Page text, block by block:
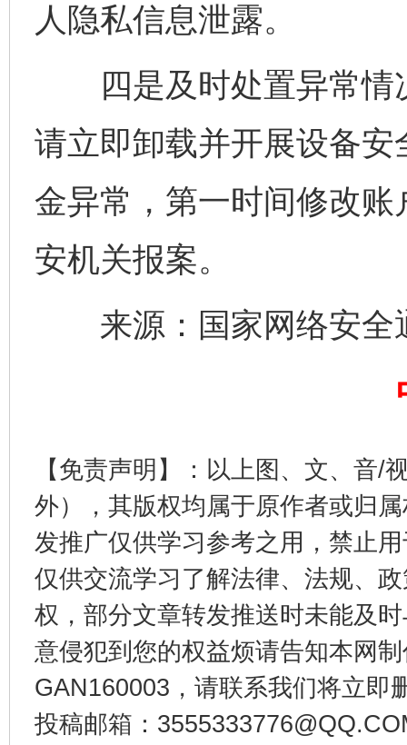
人隐私信息泄露。
四是及时处置异常情
请立即卸载并开展设备
金异常，第一时间修改
安机关报案。
来源：国家网络安全
【免责声明】：以上图、文、音/
外），其版权均属于原作者或归
发推广仅供学习参考之用，禁止
仅供交流学习了解法律、法规、
权，部分文章转发推送时未能及
意侵犯到您的权益烦请告知本网
GAN160003，请联系我们将立即
投稿邮箱：
一纸欠
东山县通报“牛蛙产品抗生素超标问题” 法